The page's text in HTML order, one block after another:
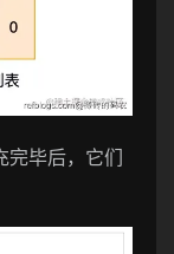
完毕后，它们